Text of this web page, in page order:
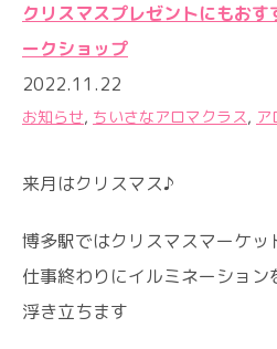
クリスマスプレゼントにもお
ークショップ
2022.11.22
お知らせ, ちいさなアロマクラス, ア
来月はクリスマス♪
博多駅ではクリスマスマーケッ
仕事終わりにイルミネーショ
浮き立ちます